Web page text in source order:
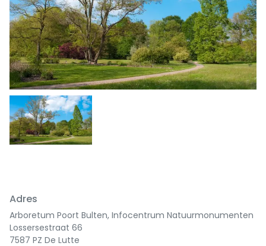
Adres
Arboretum Poort Bulten, Infocentrum Natuurmonumenten
Lossersestraat 66
7587 PZ De Lutte